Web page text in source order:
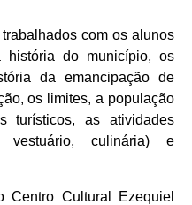
com os alunos
história do município, os
da emancipação de
os limites, a população
turísticos, as atividades
vestuário, culinária) e
Cultural Ezequiel